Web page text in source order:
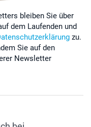
bleiben Sie über
dem Laufenden und
zu.
Sie auf den
Newsletter